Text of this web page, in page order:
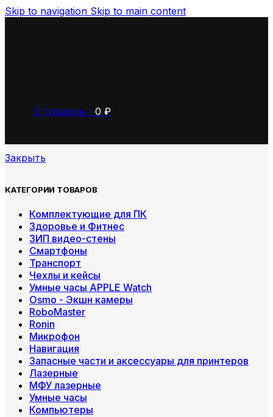
Skip to navigation Skip to main content
0 товаров / 0 ₽
Закрыть
КАТЕГОРИИ ТОВАРОВ
Комплектующие для ПК
Здоровье и Фитнес
ЗИП видео-стены
Смартфоны
Транспорт
Чехлы и кейсы
Умные часы APPLE Watch
Osmo - Экшн камеры
RoboMaster
Ronin
Микрофон
Навигация
Запасные части и аксессуары для принтеров
Лазерные
МФУ лазерные
Умные часы
Компьютеры